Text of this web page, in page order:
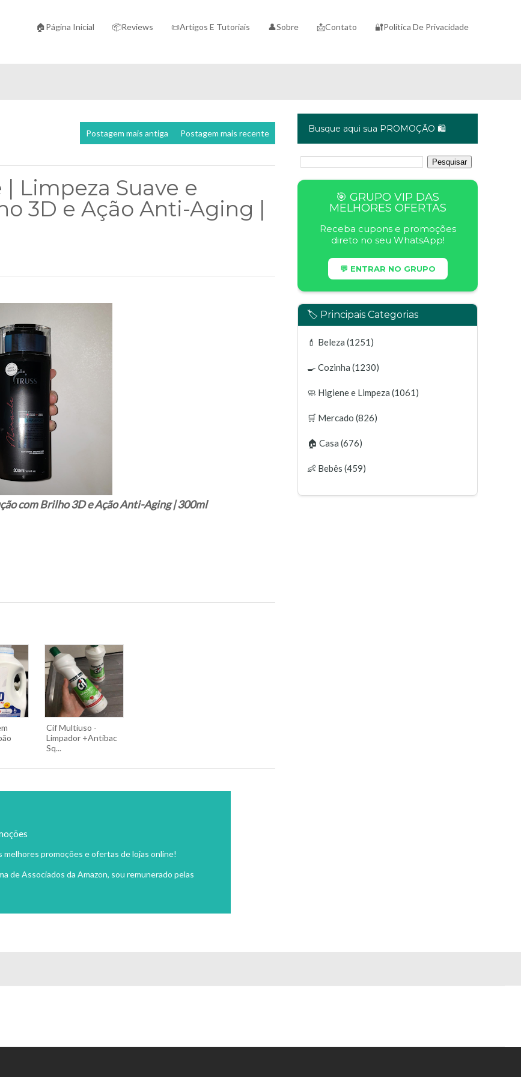
🏠Página Inicial 📦Reviews 📜Artigos E Tutoriais 👤Sobre 📩Contato 🔐Política De Privacidade
Postagem mais recente
Postagem mais antiga
Limpeza Suave e
3D e Ação Anti-Aging |
com Brilho 3D e Ação Anti-Aging | 300ml
Cif Multiuso -
Limpador +Antibac
Sq...
melhores promoções e ofertas de lojas online!
de Associados da Amazon, sou remunerado pelas
Busque aqui sua PROMOÇÃO 🛍️
🎯 GRUPO VIP DAS
MELHORES OFERTAS
Receba cupons e promoções
direto no seu WhatsApp!
💬 ENTRAR NO GRUPO
🏷️ Principais Categorias
💄 Beleza (1251)
🍳 Cozinha (1230)
🧼 Higiene e Limpeza (1061)
🛒 Mercado (826)
🏠 Casa (676)
👶 Bebês (459)